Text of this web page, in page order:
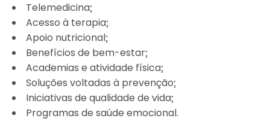
Telemedicina;
Acesso à terapia;
Apoio nutricional;
Benefícios de bem-estar;
Academias e atividade física;
Soluções voltadas à prevenção;
Iniciativas de qualidade de vida;
Programas de saúde emocional.